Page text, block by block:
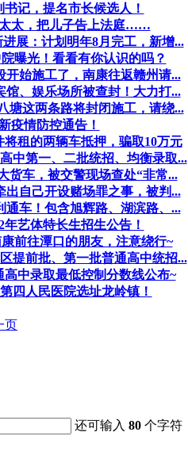
记，提名市长候选人！
太，把儿子告上法庭……
展：计划明年8月完工，新增...
曝光！看看有你认识的吗？
始施工了，南康往返赣州请...
、娱乐场所被查封！大力打...
塘这两条路将封闭施工，请绕...
疫情防控通告！
租的两辆车抵押，骗取10万元
中第一、二批统招、均衡录取...
货车，被交警现场查处“非常...
自己开设赌场罪之事，被判...
车！包含旭辉路、湖滨路、...
艺体特长生招生公告！
前往潭口的朋友，注意绕行~
提前批、第一批普通高中统招...
高中录取最低控制分数线公布~
四人民医院选址龙岭镇！
页
还可输入80 个字符